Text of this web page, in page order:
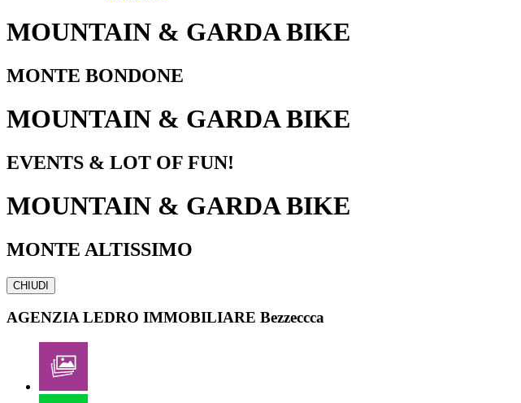
MOUNTAIN & GARDA BIKE
MONTE BONDONE
MOUNTAIN & GARDA BIKE
EVENTS & LOT OF FUN!
MOUNTAIN & GARDA BIKE
MONTE ALTISSIMO
CHIUDI
AGENZIA LEDRO IMMOBILIARE Bezzeccca